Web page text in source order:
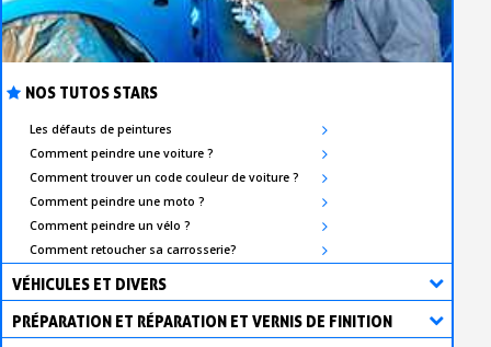
NOS TUTOS STARS
Les défauts de peintures
Comment peindre une voiture ?
Comment trouver un code couleur de voiture ?
Comment peindre une moto ?
Comment peindre un vélo ?
Comment retoucher sa carrosserie?
VÉHICULES ET DIVERS
PRÉPARATION ET RÉPARATION ET VERNIS DE FINITION